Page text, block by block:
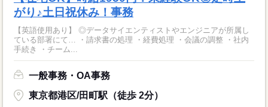
がり♪土日祝休み！事務
【英語使用あり】 ◎データサイエンティストやエンジニアが所属し
ている部署にて… ・請求書の処理 ・経費処理 ・会議の調整 ・社内
手続き ・チーム...
一般事務・OA事務
東京都港区/田町駅（徒歩 2分）